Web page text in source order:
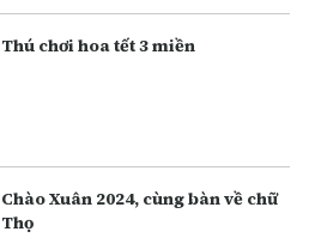
Thú chơi hoa tết 3 miền
Chào Xuân 2024, cùng bàn về chữ
Thọ